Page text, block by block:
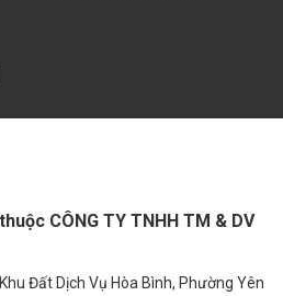
Với thời gian sử dụng trung
giờ) giúp giảm thiểu chi phí
có thể lên đến hàng triệu đồng.
sân tập cá nhân, sân bóng
CÔNG TY TNHH TM & DV
Đất Dịch Vụ Hòa Bình, Phường Yên